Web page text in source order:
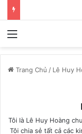
Menu
Trang Chủ / Lê Huy
Tôi là Lê Huy Hoàng
Tôi chia sẻ tất cả các